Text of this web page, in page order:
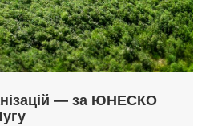
— за ЮНЕСКО